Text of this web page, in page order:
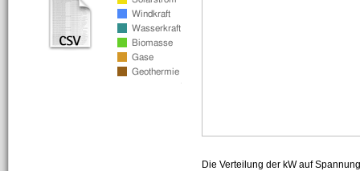
Die Verteilung der kW auf